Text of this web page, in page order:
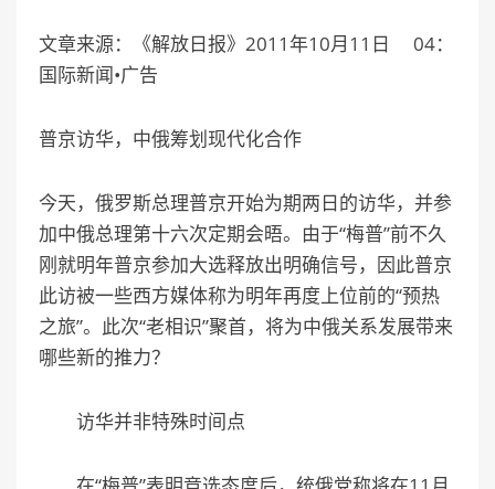
文章来源：《解放日报》2011年10月11日 04：
国际新闻•广告
普京访华，中俄筹划现代化合作
今天，俄罗斯总理普京开始为期两日的访华，并参
加中俄总理第十六次定期会晤。由于“梅普”前不久
刚就明年普京参加大选释放出明确信号，因此普京
此访被一些西方媒体称为明年再度上位前的“预热
之旅”。此次“老相识”聚首，将为中俄关系发展带来
哪些新的推力？
访华并非特殊时间点